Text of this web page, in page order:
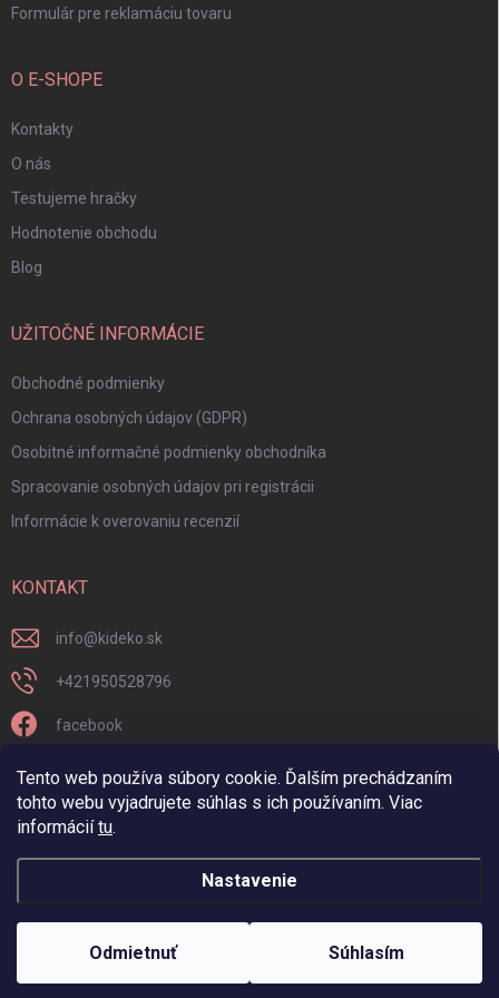
Tento web používa súbory cookie. Ďalším prechádzaním
tohto webu vyjadrujete súhlas s ich používaním. Viac
informáciítu.
Nastavenie
Odmietnuť Súhlasím
Formulár pre reklamáciu tovaru
O E-SHOPE
Kontakty
O nás
Testujeme hračky
Hodnotenie obchodu
Blog
UŽITOČNÉ INFORMÁCIE
Obchodné podmienky
Ochrana osobných údajov (GDPR)
Osobitné informačné podmienky obchodníka
Spracovanie osobných údajov pri registrácii
Informácie k overovaniu recenzií
KONTAKT
info@kideko.sk
+421950528796
facebook
kideko.sk/
Vytvoril Shoptet
Copyright 2026 . Všetky práva vyhradené.